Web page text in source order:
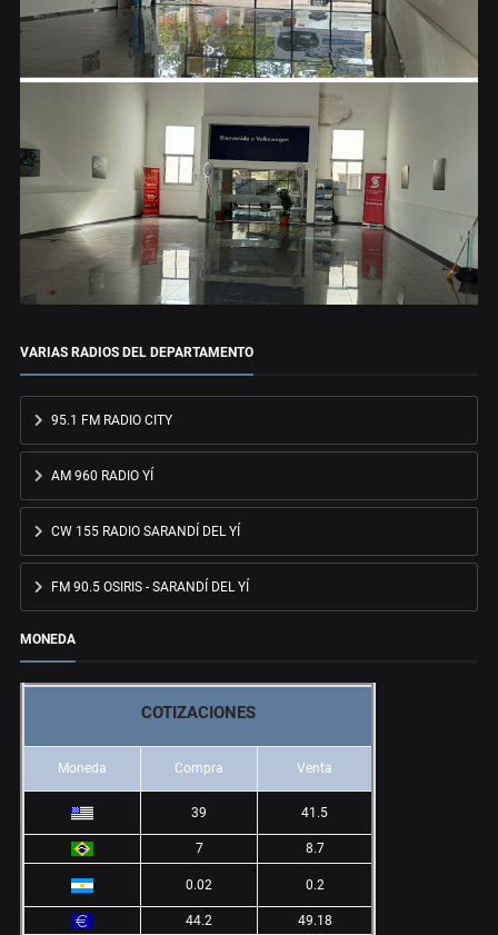
VARIAS RADIOS DEL DEPARTAMENTO
95.1 FM RADIO CITY
AM 960 RADIO YÍ
CW 155 RADIO SARANDÍ DEL YÍ
FM 90.5 OSIRIS - SARANDÍ DEL YÍ
MONEDA
COTIZACIONES
Moneda Compra Venta
39 41.5
7 8.7
0.02 0.2
44.2
49.18